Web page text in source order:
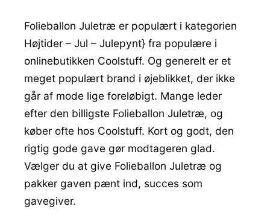
Folieballon Juletræ er populært i kategorien
Højtider – Jul – Julepynt} fra populære i
onlinebutikken Coolstuff. Og generelt er et
meget populært brand i øjeblikket, der ikke
går af mode lige foreløbigt. Mange leder
efter den billigste Folieballon Juletræ, og
køber ofte hos Coolstuff. Kort og godt, den
rigtig gode gave gør modtageren glad.
Vælger du at give Folieballon Juletræ og
pakker gaven pænt ind, succes som
gavegiver.